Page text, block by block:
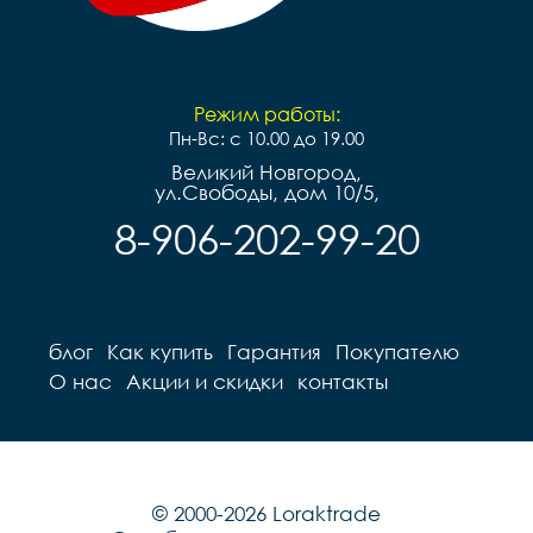
Режим работы:
Пн-Вс: с 10.00 до 19.00
Великий Новгород,
ул.Свободы, дом 10/5,
8-906-202-99-20
блог Как купить Гарантия
Покупателю
О нас
Акции и скидки контакты
© 2000-2026 Loraktrade